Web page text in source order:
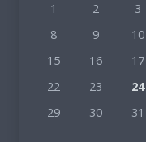
1 2 3
8
9 10
15
16 17
22
23 24
29
30 31